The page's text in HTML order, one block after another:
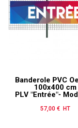
Banderole PVC
100x400 cm
PLV "Entrée"-
Prix
57,00 € HT